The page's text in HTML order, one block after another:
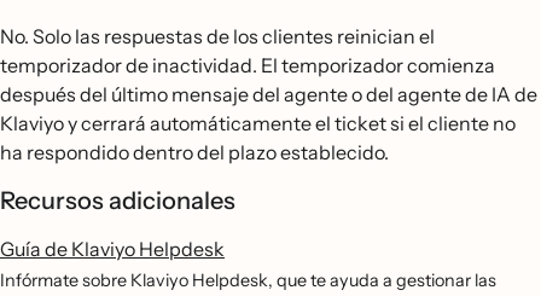
No. Solo las respuestas de los clientes reinician el
temporizador de inactividad. El temporizador comienza
después del último mensaje del agente o del agente de IA de
Klaviyo y cerrará automáticamente el ticket si el cliente no
ha respondido dentro del plazo establecido.
Recursos adicionales
Guía de Klaviyo Helpdesk
Infórmate sobre Klaviyo Helpdesk, que te ayuda a gestionar las